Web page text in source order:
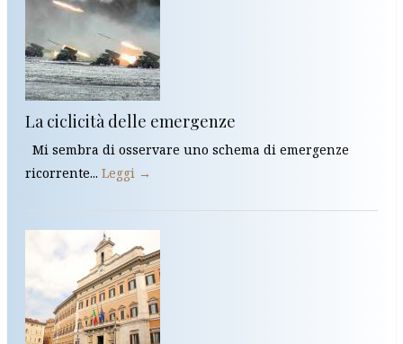
La ciclicità delle emergenze
Mi sembra di osservare uno schema di emergenze
ricorrente... Leggi →